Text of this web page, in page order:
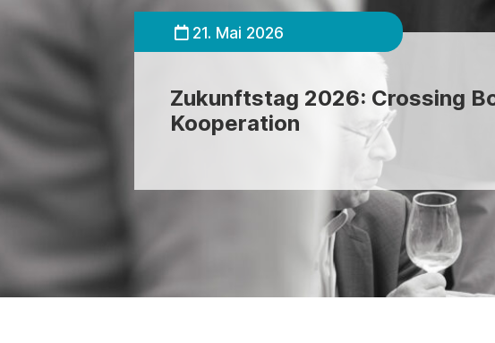
21. Mai 2026
Zukunftstag 2026: Crossing
Kooperation